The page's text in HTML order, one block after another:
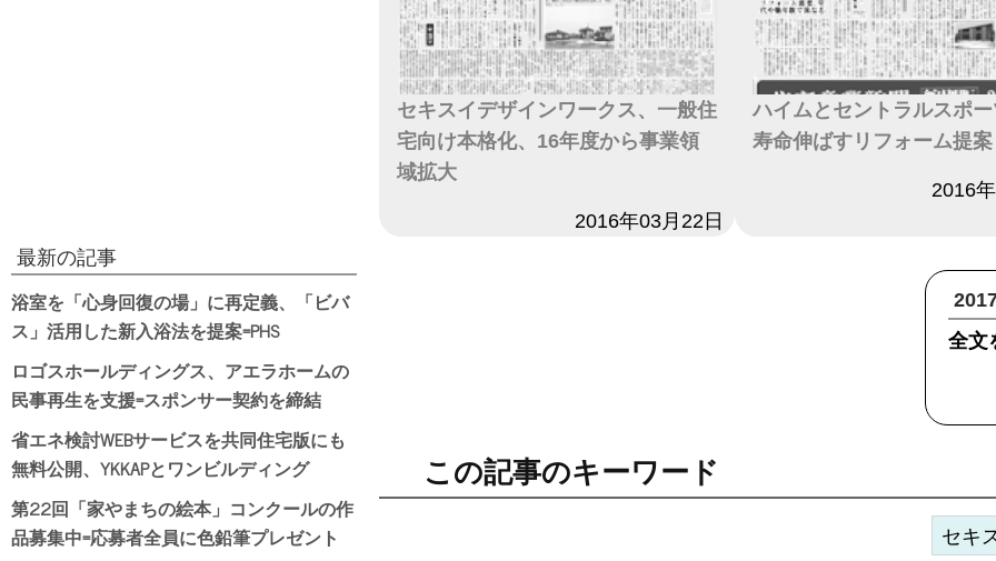
セキスイデザインワークス、一般住
宅向け本格化、16年度から事業領
域拡大
2016年03月22日
ハイムとセントラルスポ
寿命伸ばすリフォーム提案
2016
全文
この記事のキーワード
セキ
最新の記事
浴室を「心身回復の場」に再定義、「ビバ
ス」活用した新入浴法を提案=PHS
ロゴスホールディングス、アエラホームの
民事再生を支援=スポンサー契約を締結
省エネ検討WEBサービスを共同住宅版にも
無料公開、YKKAPとワンビルディング
第22回「家やまちの絵本」コンクールの作
品募集中=応募者全員に色鉛筆プレゼント